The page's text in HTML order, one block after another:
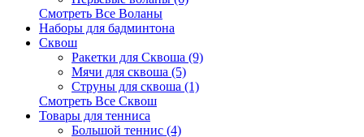
Смотреть Все Воланы
Наборы для бадминтона
Сквош
Ракетки для Сквоша (9)
Мячи для сквоша (5)
Cтруны для сквоша (1)
Смотреть Все Сквош
Товары для тенниса
Большой теннис (4)